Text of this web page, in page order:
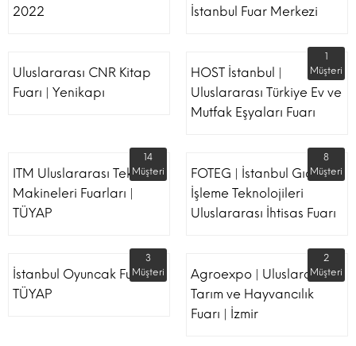
2022
İstanbul Fuar Merkezi
Uluslararası CNR Kitap
Fuarı | Yenikapı
HOST İstanbul |
Uluslararası Türkiye Ev ve
Mutfak Eşyaları Fuarı
1
Müşteri
ITM Uluslararası Tekstil
Makineleri Fuarları |
TÜYAP
14
Müşteri
FOTEG | İstanbul Gıda
İşleme Teknolojileri
Uluslararası İhtisas Fuarı
8
Müşteri
İstanbul Oyuncak Fuarı -
TÜYAP
3
Müşteri
Agroexpo | Uluslararası
Tarım ve Hayvancılık
Fuarı | İzmir
2
Müşteri